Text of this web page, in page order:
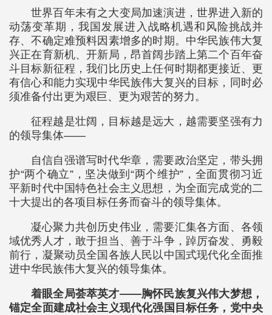
世界百年未有之大变局加速演进，世界进入新的
动荡变革期，我国发展进入战略机遇和风险挑战并
存、不确定难预料因素增多的时期。中华民族伟大复
兴正在育新机、开新局，昂首阔步踏上第二个百年奋
斗目标新征程，我们比历史上任何时期都更接近、更
有信心和能力实现中华民族伟大复兴的目标，同时必
须准备付出更为艰巨、更为艰苦的努力。
征程越是壮阔，目标越是远大，越需要坚强有力
的领导集体——
自信自强谱写时代华章，需要政治坚定，带头拥
护“两个确立”，坚决做到“两个维护”，全面贯彻习近
平新时代中国特色社会主义思想，为全面完成党的二
十大提出的各项目标任务而奋斗的领导集体。
凝心聚力共创历史伟业，需要汇集各方面、各领
域优秀人才，敢于担当、善于斗争，踔厉奋发、勇毅
前行，凝聚动员全国各族人民以中国式现代化全面推
进中华民族伟大复兴的领导集体。
着眼全局荟萃英才——胸怀民族复兴伟大梦想，
锚定全面建成社会主义现代化强国目标任务，党中央